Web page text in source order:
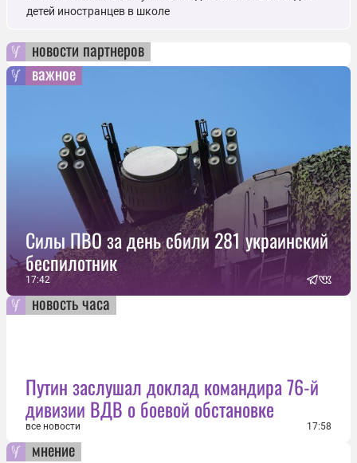
детей иностранцев в школе
новости партнеров
важное
Силы ПВО за день сбили 281 украинский
беспилотник
17:42
новость часа
Путин заслушал доклад командира 76-й
дивизии ВДВ о боевой обстановке
все новости 17:58
мнение